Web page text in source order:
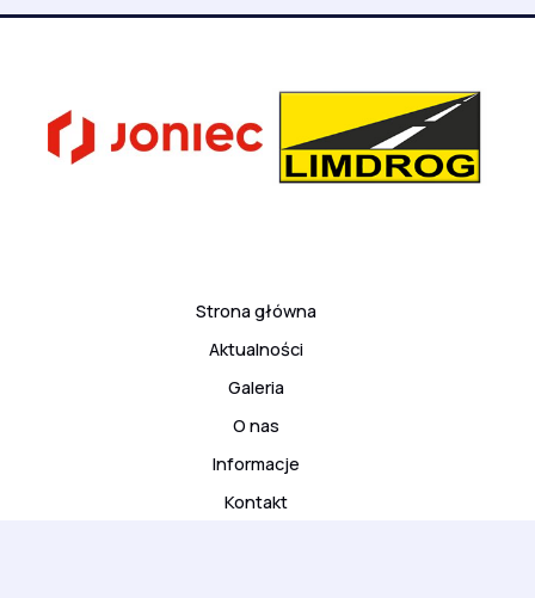
Strona główna
Aktualności
Galeria
O nas
Informacje
Kontakt